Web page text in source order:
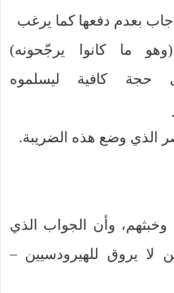
بعدم دفعها كما يرغب
(وهو ما كانوا يرجّحونه)
حجة كافية ليسلموه
الذي وضع هذه الضريبة.
وخبثهم، وأن الجواب الذي
لا يروق للهيرودسيين –